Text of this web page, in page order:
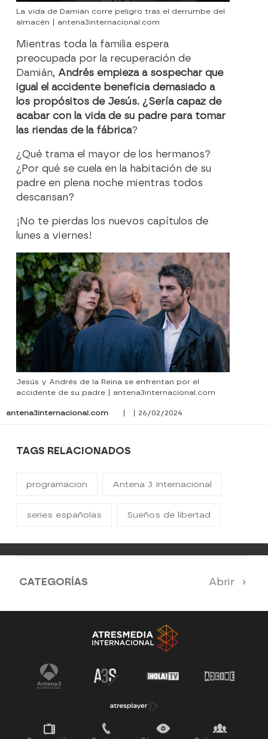
La vida de Damián corre peligro tras el derrumbe del
almacén | antena3internacional.com
Mientras toda la familia espera
preocupada por la recuperación de
Damián, Andrés empieza a sospechar que
igual el accidente beneficia demasiado a
los propósitos de Jesús. ¿Sería capaz de
acabar con la vida de su padre para tomar
las riendas de la fábrica?
¿Qué trama el mayor de los hermanos?
¿Por qué se cuela en la habitación de su
padre en plena noche mientras todos
descansan?
¡No te pierdas los nuevos capítulos de
lunes a viernes!
Jesús y Andrés de la Reina se enfrentan por el
accidente de su padre | antena3internacional.com
antena3internacional.com | | 26/02/2024
TAGS RELACIONADOS
programacion Antena 3 Internacional
series españolas Sueños de libertad
CATEGORÍAS Abrir
Antena 3 Noticias El Hormiguero
Tu cara me suena Pasapalabra